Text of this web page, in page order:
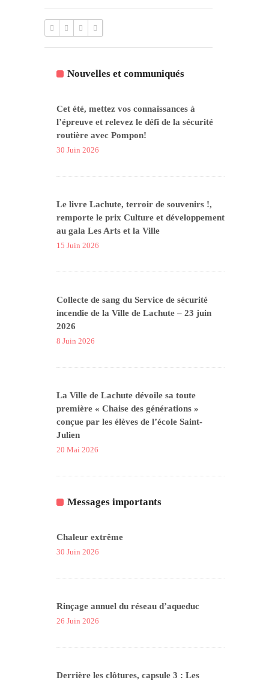
Nouvelles et communiqués
Cet été, mettez vos connaissances à
l’épreuve et relevez le défi de la sécurité
routière avec Pompon!
30 Juin 2026
Le livre Lachute, terroir de souvenirs !,
remporte le prix Culture et développement
au gala Les Arts et la Ville
15 Juin 2026
Collecte de sang du Service de sécurité
incendie de la Ville de Lachute – 23 juin
2026
8 Juin 2026
La Ville de Lachute dévoile sa toute
première « Chaise des générations »
conçue par les élèves de l’école Saint-
Julien
20 Mai 2026
Messages importants
Chaleur extrême
30 Juin 2026
Rinçage annuel du réseau d’aqueduc
26 Juin 2026
Derrière les clôtures, capsule 3 : Les